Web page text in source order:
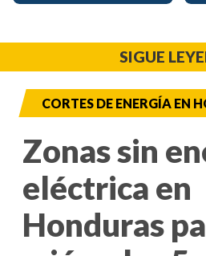
SIGUE
CORTES DE ENERGÍA EN
Zonas sin
eléctrica en
Honduras